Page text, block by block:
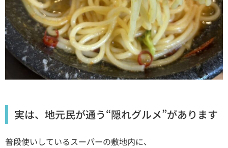
実は、地元民が通う“隠れグルメ”があります
普段使いしているスーパーの敷地内に、